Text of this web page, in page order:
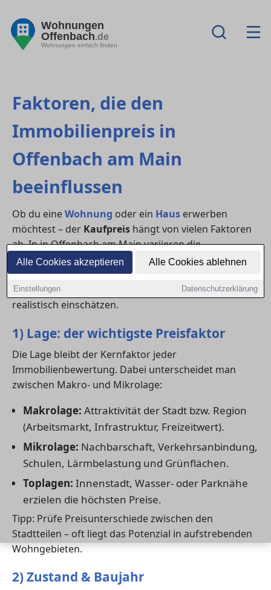
Alle Cookies akzeptieren Alle Cookies ablehnen
Einstellungen Datenschutzerklärung
Wohnungen
Offenbach.de
Wohnungen einfach finden
Faktoren, die den
Immobilienpreis in
Offenbach am Main
beeinflussen
Ob du eineWohnung oder ein Haus erwerben
möchtest – der Kaufpreis hängt von vielen Faktoren
ab. In in Offenbach am Main variieren die
Immobilienpreiseteils stark zwischen einzelnen
Stadtteilen. Wer die entscheidenden Preistreiber
kennt, kann besser verhandeln und den Markt
realistisch einschätzen.
1) Lage: der wichtigste Preisfaktor
Die Lage bleibt der Kernfaktor jeder
Immobilienbewertung. Dabei unterscheidet man
zwischen Makro- und Mikrolage:
Makrolage: Attraktivität der Stadt bzw. Region
(Arbeitsmarkt, Infrastruktur, Freizeitwert).
Mikrolage: Nachbarschaft, Verkehrsanbindung,
Schulen, Lärmbelastung und Grünflächen.
Toplagen: Innenstadt, Wasser- oder Parknähe
erzielen die höchsten Preise.
Tipp: Prüfe Preisunterschiede zwischen den
Stadtteilen – oft liegt das Potenzial in aufstrebenden
Wohngebieten.
2) Zustand & Baujahr